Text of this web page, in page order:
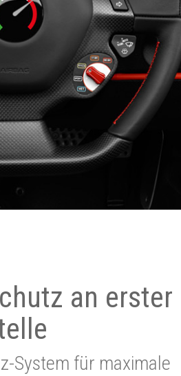
an erster
System für maximale